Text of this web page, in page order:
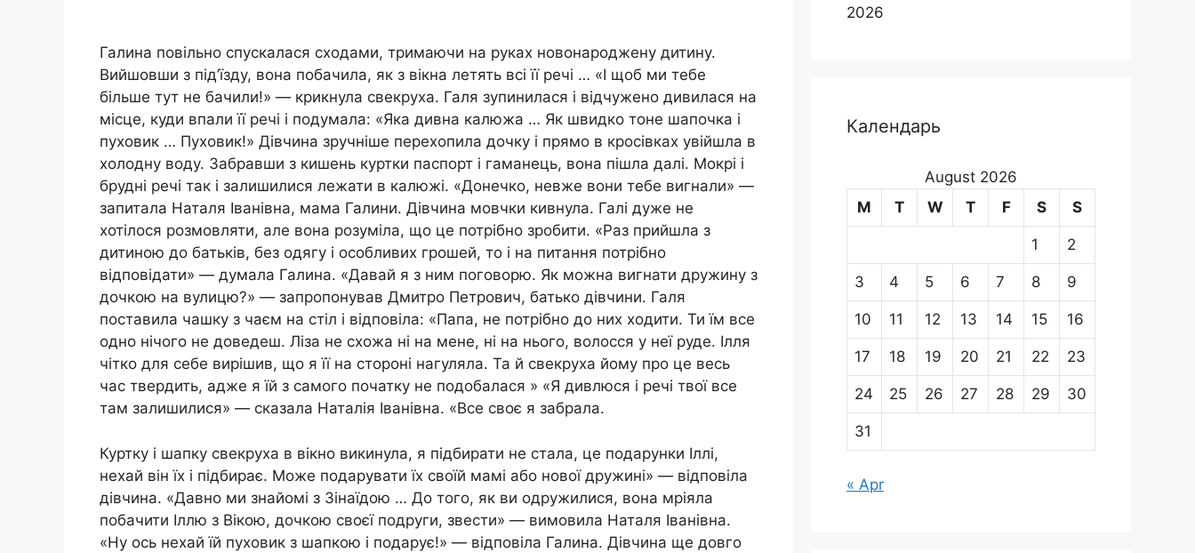
Галина повільно спускалася сходами, тримаючи на руках новонароджену дитину.
Вийшовши з під’їзду, вона побачила, як з вікна летять всі її речі … «І щоб ми тебе
більше тут не бачили!» — крикнула свекруха. Галя зупинилася і відчужено дивилася на
місце, куди впали її речі і подумала: «Яка дивна калюжа … Як швидко тоне шапочка і
пуховик … Пуховик!» Дівчина зручніше перехопила дочку і прямо в кросівках увійшла в
холодну воду. Забравши з кишень куртки паспорт і гаманець, вона пішла далі. Мокрі і
брудні речі так і залишилися лежати в калюжі. «Донечко, невже вони тебе вигнали» —
запитала Наталя Іванівна, мама Галини. Дівчина мовчки кивнула. Галі дуже не
хотілося розмовляти, але вона розуміла, що це потрібно зробити. «Раз прийшла з
дитиною до батьків, без одягу і особливих грошей, то і на питання потрібно
відповідати» — думала Галина. «Давай я з ним поговорю. Як можна вигнати дружину з
дочкою на вулицю?» — запропонував Дмитро Петрович, батько дівчини. Галя
поставила чашку з чаєм на стіл і відповіла: «Папа, не потрібно до них ходити. Ти їм все
одно нічого не доведеш. Ліза не схожа ні на мене, ні на нього, волосся у неї руде. Ілля
чітко для себе вирішив, що я її на стороні нагуляла. Та й свекруха йому про це весь
час твердить, адже я їй з самого початку не подобалася » «Я дивлюся і речі твої все
там залишилися» — сказала Наталія Іванівна. «Все своє я забрала.
Куртку і шапку свекруха в вікно викинула, я підбирати не стала, це подарунки Іллі,
нехай він їх і підбирає. Може подарувати їх своїй мамі або нової дружині» — відповіла
дівчина. «Давно ми знайомі з Зінаїдою … До того, як ви одружилися, вона мріяла
побачити Іллю з Вікою, дочкою своєї подруги, звести» — вимовила Наталя Іванівна.
«Ну ось нехай їй пуховик з шапкою і подарує!» — відповіла Галина. Дівчина ще довго
2026
Календарь
August 2026
M
T W T F S S
1 2
3 4 5 6 7 8 9
10 11 12 13 14 15 16
17 18 19 20 21 22 23
24 25 26 27 28 29 30
31
« Apr